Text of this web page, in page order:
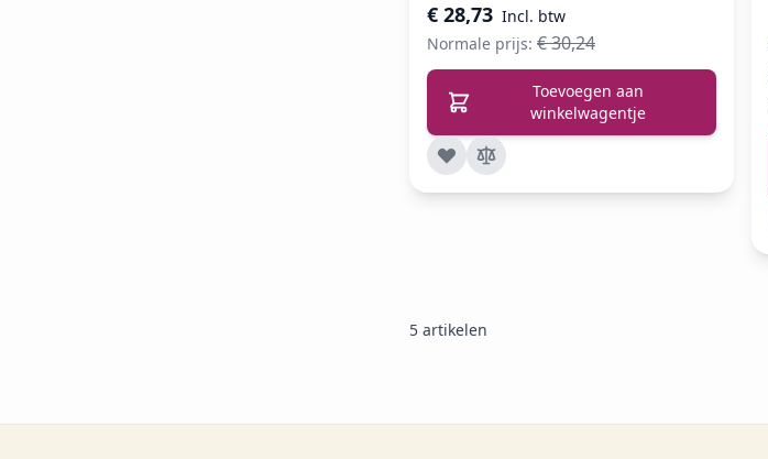
€ 28,73
Normale prijs: € 30,24
Toevoegen aan
winkelwagentje
5 artikelen